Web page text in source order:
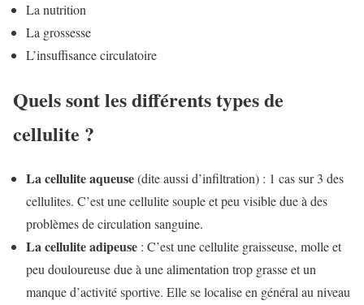
La nutrition
La grossesse
L’insuffisance circulatoire
Quels sont les différents types de
cellulite ?
La cellulite aqueuse(dite aussi d’infiltration) : 1 cas sur 3 des
cellulites. C’est une cellulite souple et peu visible due à des
problèmes de circulation sanguine.
La cellulite adipeuse : C’est une cellulite graisseuse, molle et
peu douloureuse due à une alimentation trop grasse et un
manque d’activité sportive. Elle se localise en général au niveau